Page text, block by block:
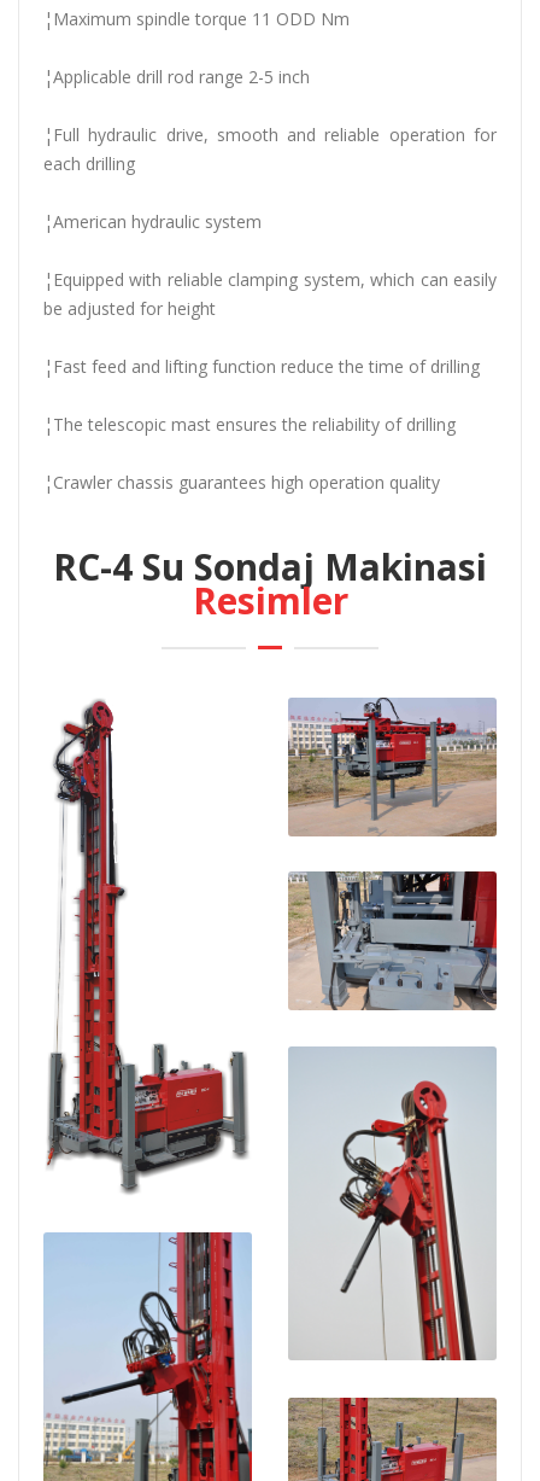
¦Maximum spindle torque 11 ODD Nm
¦Applicable drill rod range 2-5 inch
¦Full hydraulic drive, smooth and reliable operation for
each drilling
¦American hydraulic system
¦Equipped with reliable clamping system, which can easily
be adjusted for height
¦Fast feed and lifting function reduce the time of drilling
¦The telescopic mast ensures the reliability of drilling
¦Crawler chassis guarantees high operation quality
RC-4 Su Sondaj Makinasi
Resimler